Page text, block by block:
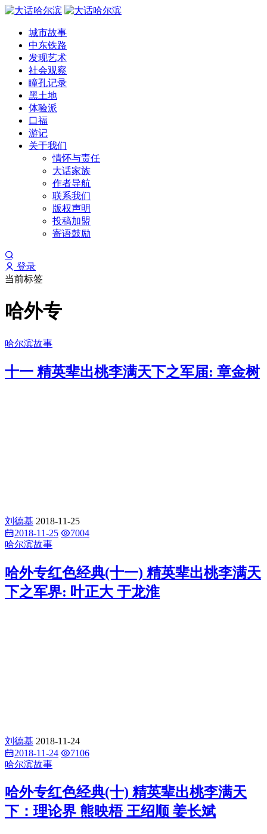
城市故事
中东铁路
发现艺术
社会观察
瞳孔记录
黑土地
体验派
口福
游记
关于我们
情怀与责任
大话家族
作者导航
联系我们
版权声明
投稿加盟
寄语鼓励
登录
当前标签
哈外专
哈尔滨故事
十一 精英辈出桃李满天下之军届: 章金树
刘德基 2018-11-25
2018-11-25
7004
哈尔滨故事
哈外专红色经典(十一) 精英辈出桃李满天
下之军界: 叶正大 于龙淮
刘德基 2018-11-24
2018-11-24
7106
哈尔滨故事
哈外专红色经典(十) 精英辈出桃李满天
下：理论界 熊映梧 王绍顺 姜长斌